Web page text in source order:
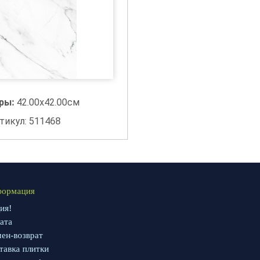
42.00x42.00см
511468
возврат
плитки